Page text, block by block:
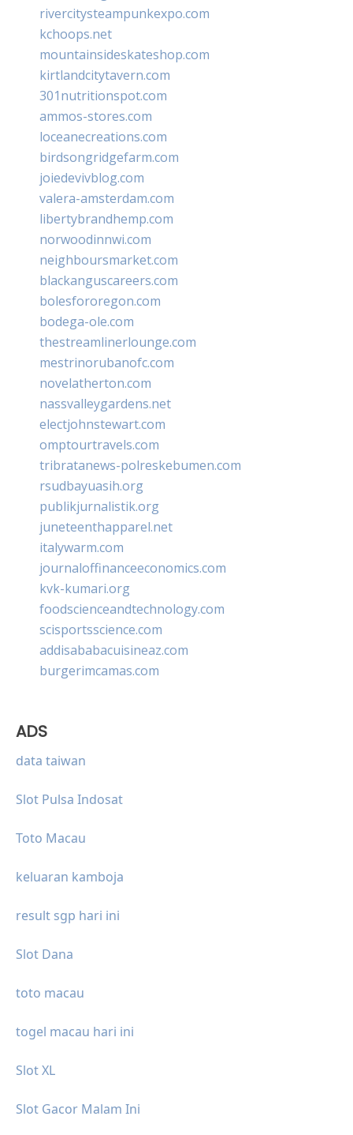
rivercitysteampunkexpo.com
kchoops.net
mountainsideskateshop.com
kirtlandcitytavern.com
301nutritionspot.com
ammos-stores.com
loceanecreations.com
birdsongridgefarm.com
joiedevivblog.com
valera-amsterdam.com
libertybrandhemp.com
norwoodinnwi.com
neighboursmarket.com
blackanguscareers.com
bolesfororegon.com
bodega-ole.com
thestreamlinerlounge.com
mestrinorubanofc.com
novelatherton.com
nassvalleygardens.net
electjohnstewart.com
omptourtravels.com
tribratanews-polreskebumen.com
rsudbayuasih.org
publikjurnalistik.org
juneteenthapparel.net
italywarm.com
journaloffinanceeconomics.com
kvk-kumari.org
foodscienceandtechnology.com
scisportsscience.com
addisababacuisineaz.com
burgerimcamas.com
ADS
data taiwan
Slot Pulsa Indosat
Toto Macau
keluaran kamboja
result sgp hari ini
Slot Dana
toto macau
togel macau hari ini
Slot XL
Slot Gacor Malam Ini